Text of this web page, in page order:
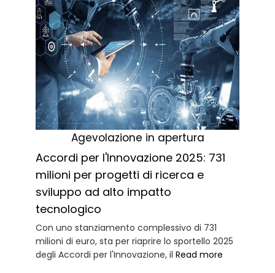
Agevolazione in apertura
Accordi per l'Innovazione 2025: 731
milioni per progetti di ricerca e
sviluppo ad alto impatto
tecnologico
Con uno stanziamento complessivo di 731
milioni di euro, sta per riaprire lo sportello 2025
degli Accordi per l'Innovazione, ilRead more